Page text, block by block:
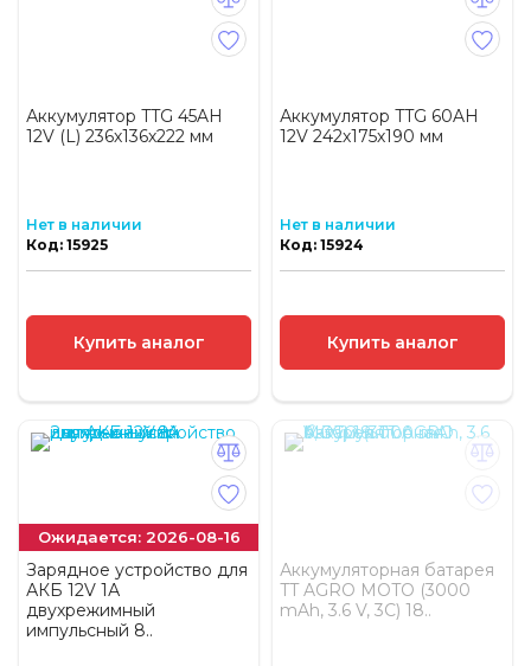
Аккумулятор TTG 45AH
12V (L) 236х136х222 мм
Нет в наличии
Код: 15925
Купить аналог
Аккумулятор TTG 60AH
12V 242х175х190 мм
Нет в наличии
Код: 15924
Купить аналог
Ожидается: 2026-08-16
Зарядное устройство для
АКБ 12V 1А
двухрежимный
импульсный 8..
Аккумуляторная батарея
TT AGRO MOTO (3000
mAh, 3.6 V, 3C) 18..